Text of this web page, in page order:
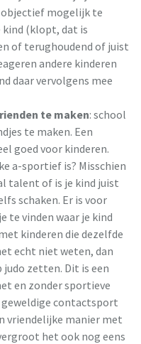
objectief mogelijk te
kind (klopt, dat is
of terughoudend of juist
andere kinderen
daar vervolgens mee
te maken: school
te maken. Een
goed voor kinderen.
a-sportief is? Misschien
talent of is je kind juist
schaken. Er is voor
te vinden waar je kind
kinderen die dezelfde
echt niet weten, dan
zetten. Dit is een
en zonder sportieve
geweldige contactsport
vriendelijke manier met
het ook nog eens